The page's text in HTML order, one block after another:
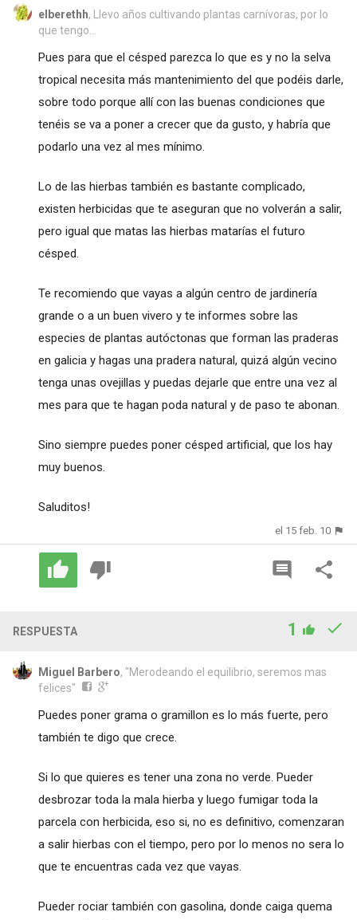
elberethh, Llevo años cultivando plantas carnívoras, por lo
que tengo...
Pues para que el césped parezca lo que es y no la selva
tropical necesita más mantenimiento del que podéis darle,
sobre todo porque allí con las buenas condiciones que
tenéis se va a poner a crecer que da gusto, y habría que
podarlo una vez al mes mínimo.
Lo de las hierbas también es bastante complicado,
existen herbicidas que te aseguran que no volverán a salir,
pero igual que matas las hierbas matarías el futuro
césped.
Te recomiendo que vayas a algún centro de jardinería
grande o a un buen vivero y te informes sobre las
especies de plantas autóctonas que forman las praderas
en galicia y hagas una pradera natural, quizá algún vecino
tenga unas ovejillas y puedas dejarle que entre una vez al
mes para que te hagan poda natural y de paso te abonan.
Sino siempre puedes poner césped artificial, que los hay
muy buenos.
Saluditos!
el 15 feb. 10
RESPUESTA 1
Miguel Barbero, "Merodeando el equilibrio, seremos mas
felices"
Puedes poner grama o gramillon es lo más fuerte, pero
también te digo que crece.
Si lo que quieres es tener una zona no verde. Pueder
desbrozar toda la mala hierba y luego fumigar toda la
parcela con herbicida, eso si, no es definitivo, comenzaran
a salir hierbas con el tiempo, pero por lo menos no sera lo
que te encuentras cada vez que vayas.
Pueder rociar también con gasolina, donde caiga quema